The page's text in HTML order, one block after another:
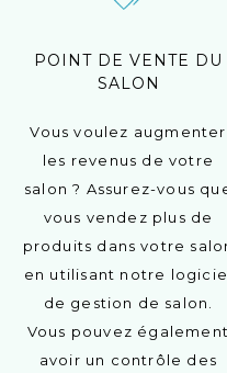
POINT DE VENTE DU
SALON
Vous voulez augmenter
les revenus de votre
salon ? Assurez-vous
vous vendez plus de
produits dans votre
en utilisant notre
de gestion de salon.
Vous pouvez également
avoir un contrôle des